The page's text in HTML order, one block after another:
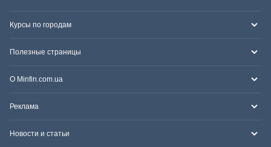
Курсы по городам
Полезные страницы
О Minfin.com.ua
Реклама
Новости и статьи